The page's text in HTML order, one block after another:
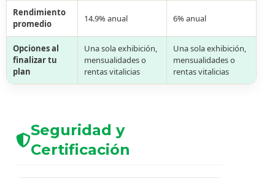
Rendimiento
promedio
14.9% anual 6% anual
Opciones al
finalizar tu
plan
Una sola exhibición,
mensualidades o
rentas vitalicias
Una sola exhibición,
mensualidades o
rentas vitalicias
Seguridad y
Certificación